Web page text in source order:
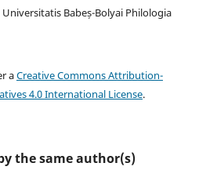
Babeș-Bolyai Philologia
aCreative Commons Attribution-
4.0 International License.
the same author(s)